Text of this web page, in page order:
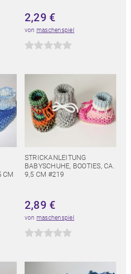
2,29 €
von maschenspiel
CM
STRICKANLEITUNG
BABYSCHUHE, BOOTIES, CA.
9,5 CM #219
2,89 €
von maschenspiel